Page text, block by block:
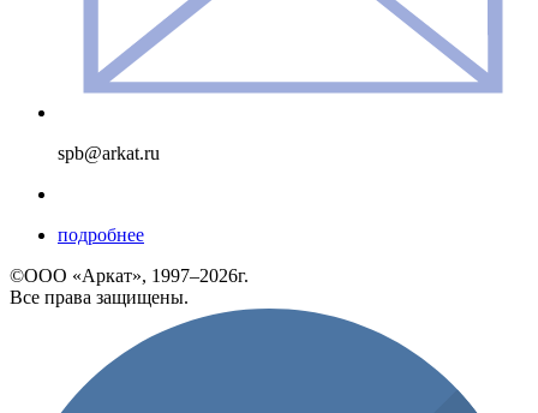
spb@arkat.ru
подробнее
©ООО «Аркат», 1997–2026г.
Все права защищены.